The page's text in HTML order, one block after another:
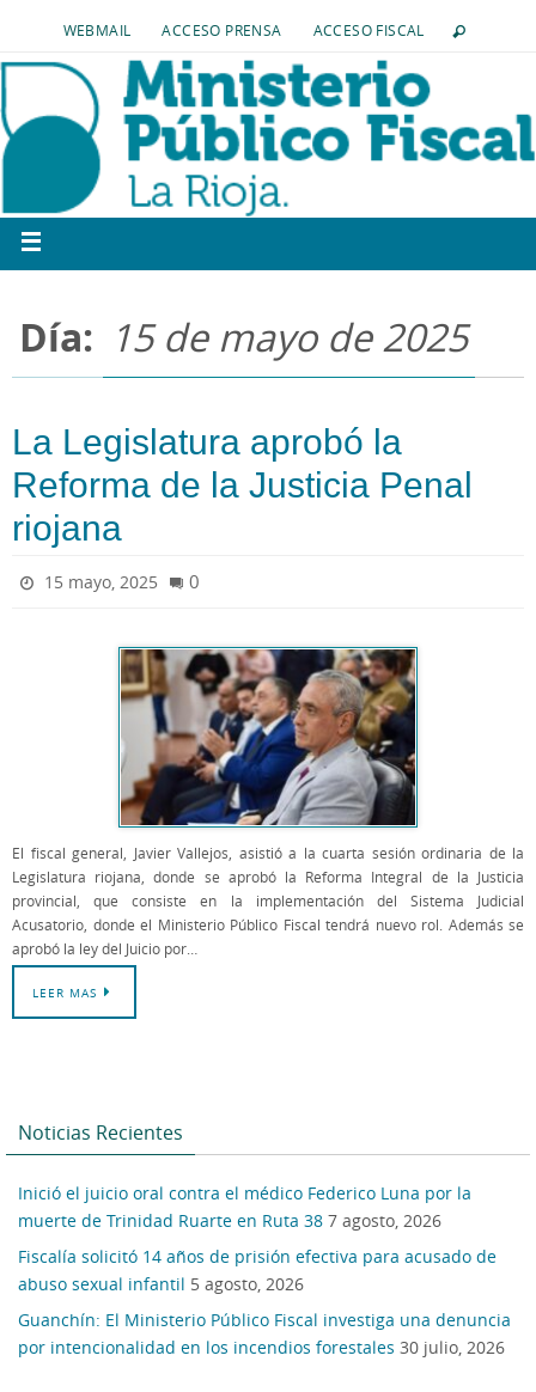
WEBMAIL ACCESO PRENSA ACCESO FISCAL
Día: 15 de mayo de 2025
La Legislatura aprobó la
Reforma de la Justicia Penal
riojana
15 mayo, 2025 0
El fiscal general, Javier Vallejos, asistió a la cuarta sesión ordinaria de la
Legislatura riojana, donde se aprobó la Reforma Integral de la Justicia
provincial, que consiste en la implementación del Sistema Judicial
Acusatorio, donde el Ministerio Público Fiscal tendrá nuevo rol. Además se
aprobó la ley del Juicio por…
LEER MAS
Noticias Recientes
Inició el juicio oral contra el médico Federico Luna por la
muerte de Trinidad Ruarte en Ruta 38 7 agosto, 2026
Fiscalía solicitó 14 años de prisión efectiva para acusado de
abuso sexual infantil 5 agosto, 2026
Guanchín: El Ministerio Público Fiscal investiga una denuncia
por intencionalidad en los incendios forestales 30 julio, 2026